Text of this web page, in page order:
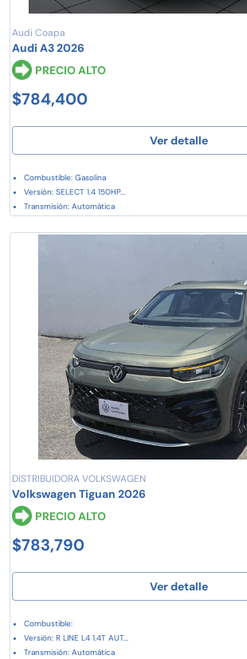
Audi Coapa
Audi A3 2026
PRECIO ALTO
$784,400
Ver detalle
Combustible: Gasolina
Versión: SELECT 1.4 150HP...
Transmisión: Automática
DISTRIBUIDORA VOLKSWAGEN
Volkswagen Tiguan 2026
PRECIO ALTO
$783,790
Ver detalle
Combustible:
Versión: R LINE L4 1.4T AUT...
Transmisión: Automática